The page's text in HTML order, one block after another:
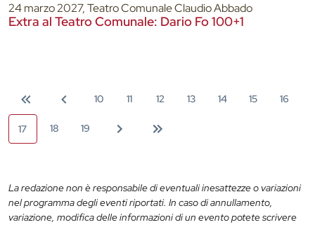
24 marzo 2027, Teatro Comunale Claudio Abbado
Extra al Teatro Comunale: Dario Fo 100+1
10 11 12 13 14 15 16
17 18 19
La redazione non è responsabile di eventuali inesattezze o variazioni
nel programma degli eventi riportati. In caso di annullamento,
variazione, modifica delle informazioni di un evento potete scrivere